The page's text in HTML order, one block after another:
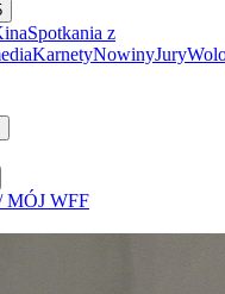
Spotkania z
KarnetyNowinyJury
MÓJ WFF